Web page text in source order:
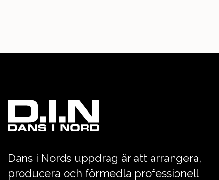
Dans i Nords uppdrag är att arrangera,
producera och förmedla professionell